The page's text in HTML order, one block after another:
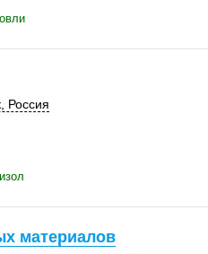
Россия
материалов